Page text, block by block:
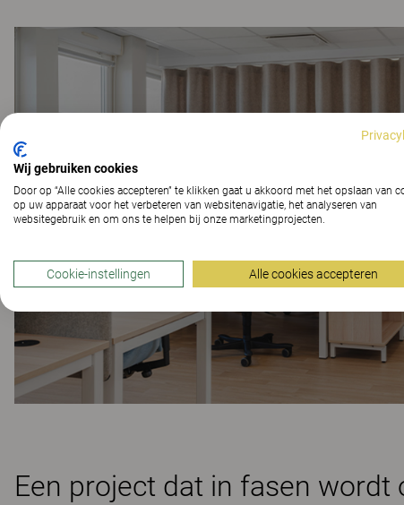
Een project dat in fasen wordt
Wij gebruiken cookies
Door op “Alle cookies accepteren” te klikken gaat u akkoord met het opslaan van
op uw apparaat voor het verbeteren van websitenavigatie, het analyseren van
websitegebruik en om ons te helpen bij onze marketingprojecten.
Cookie-instellingen Alle cookies accepteren